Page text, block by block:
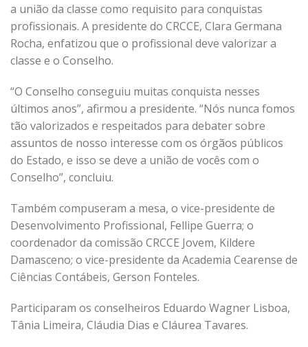
a união da classe como requisito para conquistas
profissionais. A presidente do CRCCE, Clara Germana
Rocha, enfatizou que o profissional deve valorizar a
classe e o Conselho.
“O Conselho conseguiu muitas conquista nesses
últimos anos”, afirmou a presidente. “Nós nunca fomos
tão valorizados e respeitados para debater sobre
assuntos de nosso interesse com os órgãos públicos
do Estado, e isso se deve a união de vocês com o
Conselho”, concluiu.
Também compuseram a mesa, o vice-presidente de
Desenvolvimento Profissional, Fellipe Guerra; o
coordenador da comissão CRCCE Jovem, Kildere
Damasceno; o vice-presidente da Academia Cearense de
Ciências Contábeis, Gerson Fonteles.
Participaram os conselheiros Eduardo Wagner Lisboa,
Tânia Limeira, Cláudia Dias e Cláurea Tavares.